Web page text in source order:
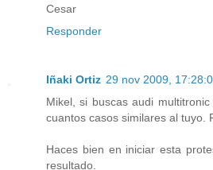
Cesar
Responder
Iñaki Ortiz 29 nov 2009,
Mikel, si buscas audi
cuantos casos similares al tuyo.
Haces bien en iniciar esta
resultado.